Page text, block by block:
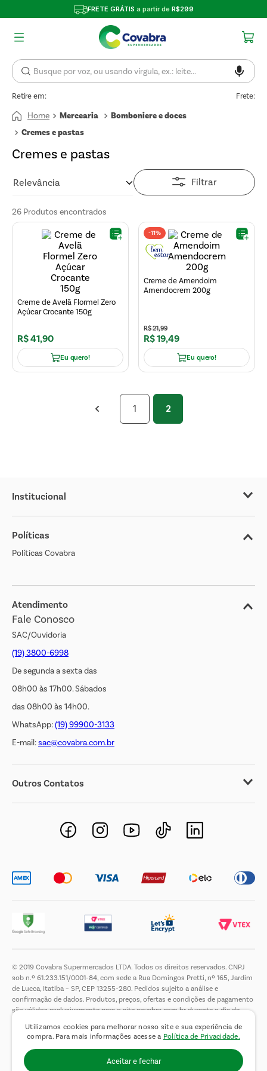
Utilizamos cookies para melhorar nosso site e sua experiência de
compra. Para mais informações acesse a Política de Privacidade.
Aceitar e fechar
FRETE GRÁTIS a partir de R$299
Retire em: Frete:
Mercearia
Bomboniere e doces
Cremes e pastas
Cremes e pastas
Relevância Filtrar
26 Produtos
Creme de Avelã Flormel Zero
Açúcar Crocante 150g
R$41,90
Eu quero!
-11%
Creme de Amendoim
Amendocrem 200g
R$21,99
R$19,49
Eu quero!
1 2
Institucional
Sobre o Covabra
Nossas Lojas
Cliente Bem Estar
Jornal de Ofertas
Transparência Salarial
Políticas
Políticas Covabra
Atendimento
Fale Conosco
SAC/Ouvidoria
(19) 3800-6998
De segunda a sexta das
08h00 às 17h00. Sábados
das 08h00 às 14h00.
WhatsApp:(19) 99900-3133
E-mail:sac@covabra.com.br
Outros Contatos
Negócios Imobiliários
Novos Fornecedores
© 2019 Covabra Supermercados LTDA. Todos os direitos reservados. CNPJ
sob n.º 61.233.151/0001-84, com sede a Rua Domingos Pretti, nº 165, Jardim
de Lucca, Itatiba – SP, CEP 13255-280. Pedidos sujeito a análise e
confirmação de dados. Produtos, preços, ofertas e condições de pagamento
são válidos exclusivamente para o site covabra.com.br durante o dia de
de limitar a quantidade máxima de produtos por compra por cliente. Não
vendemos no atacado. Fotos meramente ilustrativas.É proibida a venda e a
entrega de bebidas alcoólicas a menores de 18 (dezoito) anos, conforme Lei
n.° 8069/90, art. 81, inciso II (Estatuto da Criança e do Adolescente).